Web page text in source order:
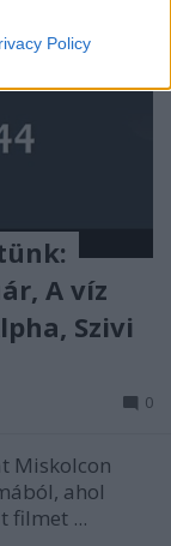
Policy
A víz
Szivi
0
Miskolcon
ahol
filmet ...